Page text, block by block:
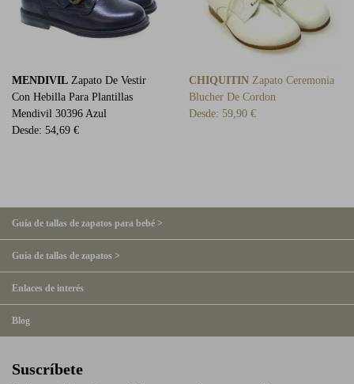
MENDIVIL Zapato De Vestir
Con Hebilla Para Plantillas
Mendivil 30396 Azul
Desde: 54,69 €
CHIQUITIN Zapato Ceremonia
Blucher De Cordon
Desde: 59,90 €
Guía de tallas de zapatos para bebé >
Guía de tallas de zapatos >
Enlaces de interés
Blog
Suscríbete